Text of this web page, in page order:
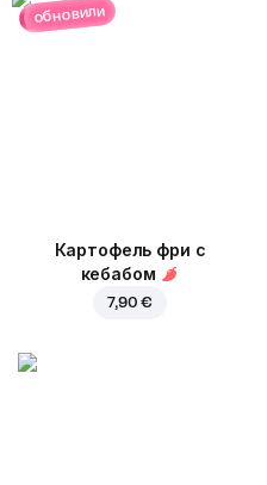
обновили
Картофель фри с
кебабом
7,90 €